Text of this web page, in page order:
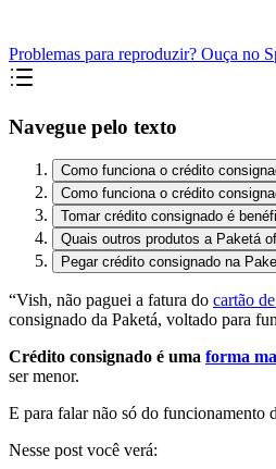
Problemas para reproduzir? Ouça no
Navegue pelo texto
Como funciona o crédito
Como funciona o crédito
Tomar crédito consignado é
Quais outros produtos a Paketá
Pegar crédito consignado na
“Vish, não paguei a fatura do cartão
consignado da Paketá, voltado para
Crédito consignado é uma forma
ser menor.
E para falar não só do funcionamento
Nesse post você verá: